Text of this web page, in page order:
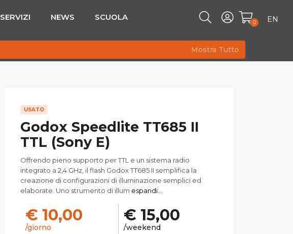
SERVIZI NEWS SCUOLA
0 EN
Mostra Tutto
USATO
Godox Speedlite TT685 II
TTL (Sony E)
Offrendo pieno supporto per TTL e un sistema radio
integrato a 2,4 GHz, il flash Godox TT685 II semplifica la
creazione di configurazioni di illuminazione semplici ed
elaborate. Uno strumento di illum espandi...
€ 10,00
/giorno
€ 15,00
/weekend